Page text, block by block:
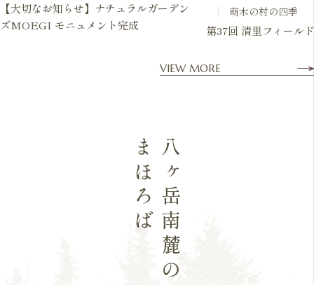
【大切なお知らせ】ナチュラルガーデン
ズMOEGI モニュメント完成
萌木の村の四季
第37回 清里フィール
VIEW MORE
八ヶ岳南麓の
まほろば